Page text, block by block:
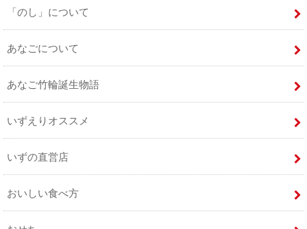
「のし」について
あなごについて
あなご竹輪誕生物語
いずえりオススメ
いずの直営店
おいしい食べ方